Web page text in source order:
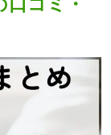
コミ・